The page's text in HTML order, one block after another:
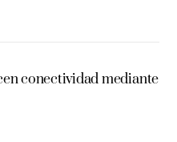
conectividad mediante